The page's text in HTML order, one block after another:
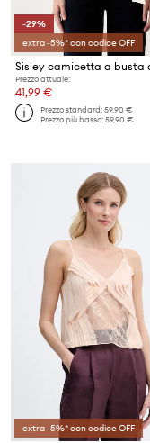
-29%
extra -5%* con codice OFF
Prezzo attuale:
41,99 €
Prezzo standard:59,90 €
Prezzo più basso:59,90 €
extra -5%* con codice OFF